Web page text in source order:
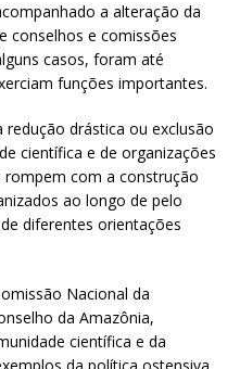
a alteração da
conselhos e comissões
casos, foram até
funções importantes.
drástica ou exclusão
científica e de organizações
rompem com a construção
ao longo de pelo
diferentes orientações
Nacional da
da Amazônia,
científica e da